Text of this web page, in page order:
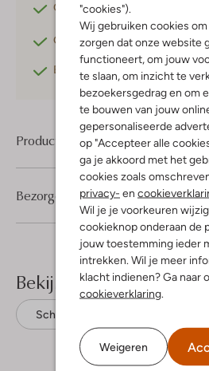
"cookies").
Wij gebruiken cookies
zorgen dat onze website
functioneert, om jouw
te slaan, om inzicht te
bezoekersgedrag en om
te bouwen van jouw
gepersonaliseerde
op "Accepteer alle
ga je akkoord met het
cookies zoals
privacy- en
Wil je je voorkeuren
cookieknop onderaan de
jouw toestemming ieder
intrekken. Wil je meer
klacht indienen? Ga naar
cookieverklaring.
Weigeren
Gratis verzending
Gratis retournerenbinnen 30
Betaal achteraf met Klarna
Product informatie
Bezorgen & retourneren
Bekijk meer
Schoudertassen